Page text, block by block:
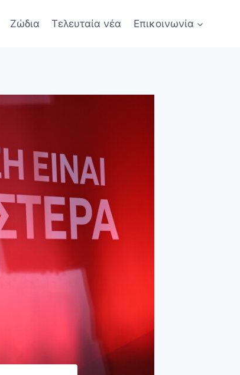
Ζώδια Τελευταία νέα Επικοινωνία